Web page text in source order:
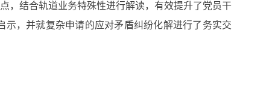
结合轨道业务特殊性进行解读，有效提升了党员干
，并就复杂申请的应对矛盾纠纷化解进行了务实交